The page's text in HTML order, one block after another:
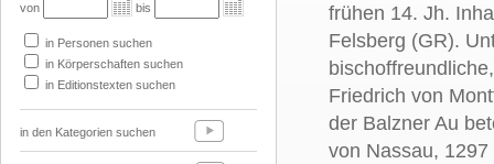
von bis
in Personen suchen
in Körperschaften suchen
in Editionstexten suchen
in den Kategorien suchen
frühen 14. Jh.
Felsberg (GR).
Friedrich von
der Balzner Au
von Nassau,